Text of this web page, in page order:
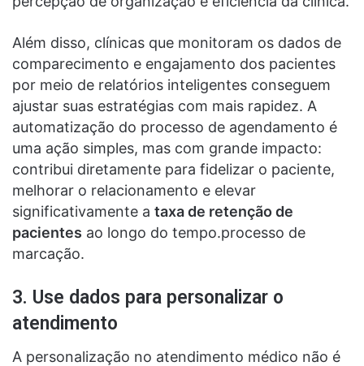
Além disso, clínicas que monitoram os dados de
comparecimento e engajamento dos pacientes
por meio de relatórios inteligentes conseguem
ajustar suas estratégias com mais rapidez. A
automatização do processo de agendamento é
uma ação simples, mas com grande impacto:
contribui diretamente para fidelizar o paciente,
melhorar o relacionamento e elevar
significativamente a taxa de retenção de
pacientes ao longo do tempo.processo de
marcação.
3. Use dados para personalizar o
atendimento
A personalização no atendimento médico não é